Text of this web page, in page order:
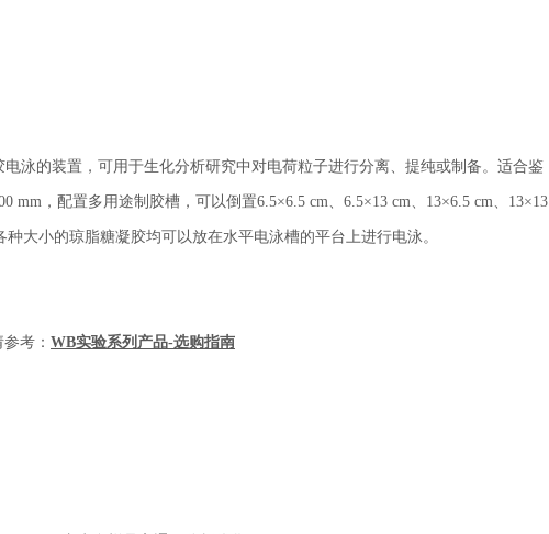
泳的装置，可用于生化分析研究中对电荷粒子进行分离、提纯或制备。适合鉴
mm， 配置多用途制胶槽，可以倒置6.5×6.5 cm、6.5×13 cm、13×6.5 cm、13×13
大小的琼脂糖凝胶均可以放在水平电泳槽的平台上进行电泳。
考： WB实验系列产品-选购指南